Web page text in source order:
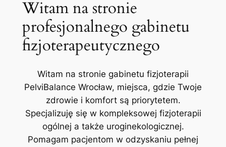
Witam na stronie
profesjonalnego gabinetu
fizjoterapeutycznego
Witam na stronie gabinetu fizjoterapii
PelviBalance Wrocław, miejsca, gdzie Twoje
zdrowie i komfort są priorytetem.
Specjalizuję się w kompleksowej fizjoterapii
ogólnej a także uroginekologicznej.
Pomagam pacjentom w odzyskaniu pełnej